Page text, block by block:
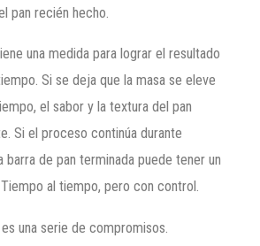
pan recién hecho.
una medida para lograr el resultado
Si se deja que la masa se eleve
el sabor y la textura del pan
Si el proceso continúa durante
barra de pan terminada puede tener un
al tiempo, pero con control.
una serie de compromisos.